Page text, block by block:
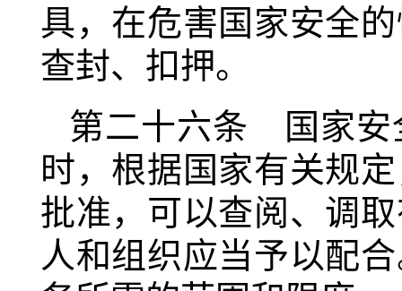
具，在危害国家安全
查封、扣押。
第二十六条 国家安
时，根据国家有关规
批准，可以查阅、调
人和组织应当予以配